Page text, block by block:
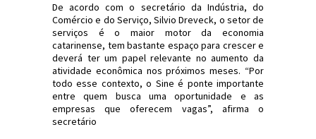
De acordo com o secretário da Indústria, do
Comércio e do Serviço, Silvio Dreveck, o setor de
serviços é o maior motor da economia
catarinense, tem bastante espaço para crescer e
deverá ter um papel relevante no aumento da
atividade econômica nos próximos meses. “Por
todo esse contexto, o Sine é ponte importante
entre quem busca uma oportunidade e as
empresas que oferecem vagas”, afirma o
secretário